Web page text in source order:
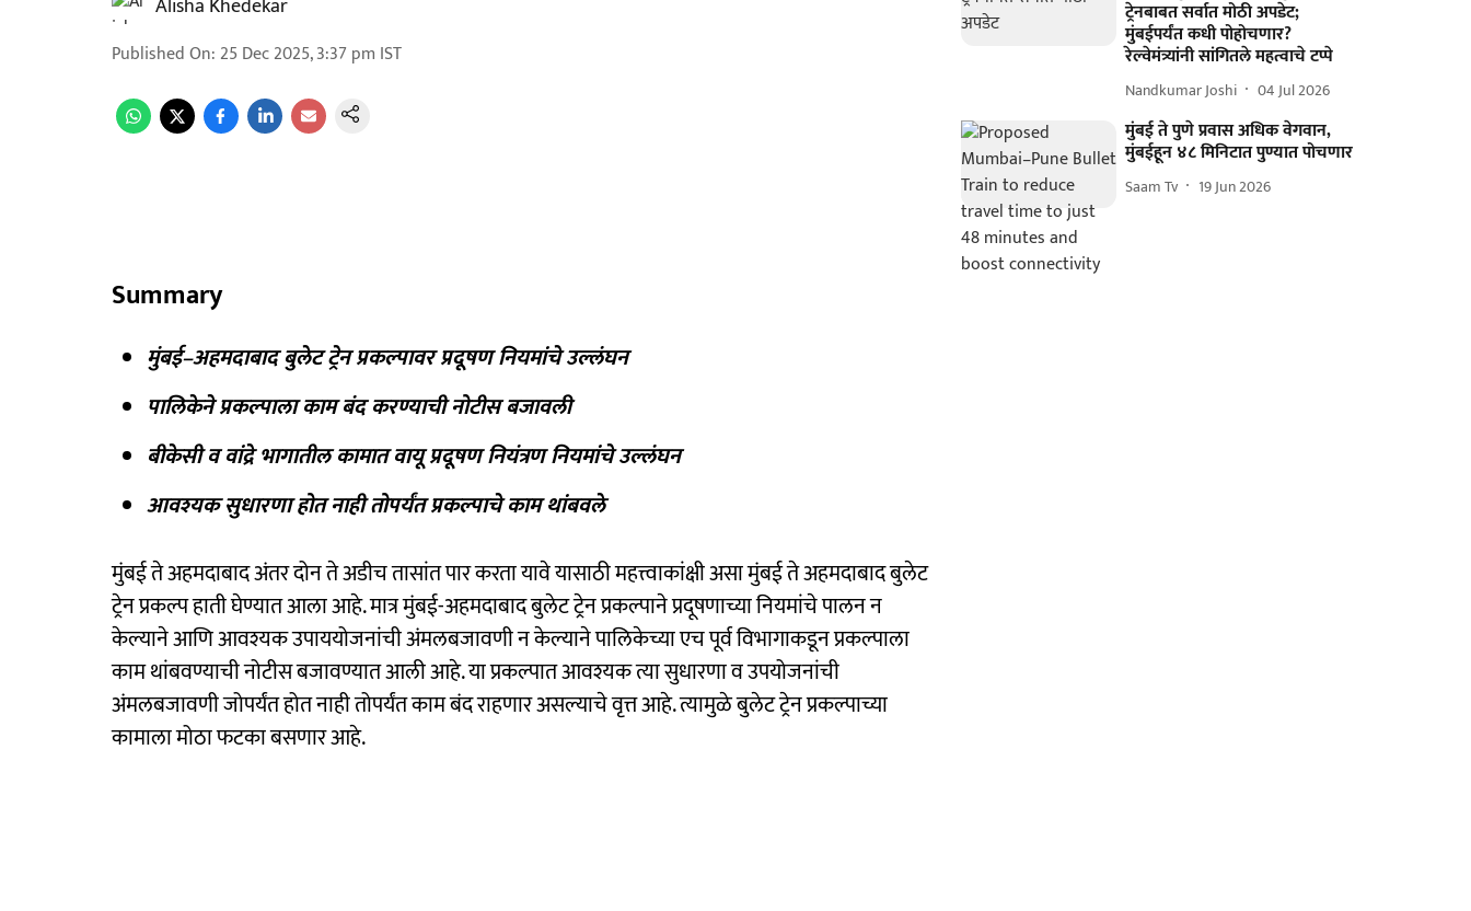
Alisha Khedekar
Published On: 25 Dec 2025, 3:37 pm IST
Summary
मुंबई–अहमदाबाद बुलेट ट्रेन प्रकल्पावर प्रदूषण नियमांचे उल्लंघन
पालिकेने प्रकल्पाला काम बंद करण्याची नोटीस बजावली
बीकेसी व वांद्रे भागातील कामात वायू प्रदूषण नियंत्रण नियमांचे उल्लंघन
आवश्यक सुधारणा होत नाही तोपर्यंत प्रकल्पाचे काम थांबवले
मुंबई ते अहमदाबाद अंतर दोन ते अडीच तासांत पार करता यावे यासाठी महत्त्वाकांक्षी असा मुंबई ते अहमदाबाद बुलेट
ट्रेन प्रकल्प हाती घेण्यात आला आहे. मात्र मुंबई-अहमदाबाद बुलेट ट्रेन प्रकल्पाने प्रदूषणाच्या नियमांचे पालन न
केल्याने आणि आवश्यक उपाययोजनांची अंमलबजावणी न केल्याने पालिकेच्या एच पूर्व विभागाकडून प्रकल्पाला
काम थांबवण्याची नोटीस बजावण्यात आली आहे. या प्रकल्पात आवश्यक त्या सुधारणा व उपयोजनांची
अंमलबजावणी जोपर्यंत होत नाही तोपर्यंत काम बंद राहणार असल्याचे वृत्त आहे. त्यामुळे बुलेट ट्रेन प्रकल्पाच्या
कामाला मोठा फटका बसणार आहे.
ट्रेनबाबत सर्वात मोठी अपडेट;
मुंबईपर्यंत कधी पोहोचणार?
रेल्वेमंत्र्यांनी सांगितले महत्वाचे टप्पे
Nandkumar Joshi 04 Jul 2026
मुंबई ते पुणे प्रवास अधिक वेगवान,
मुंबईहून ४८ मिनिटात पुण्यात पोचणार
Saam Tv 19 Jun 2026